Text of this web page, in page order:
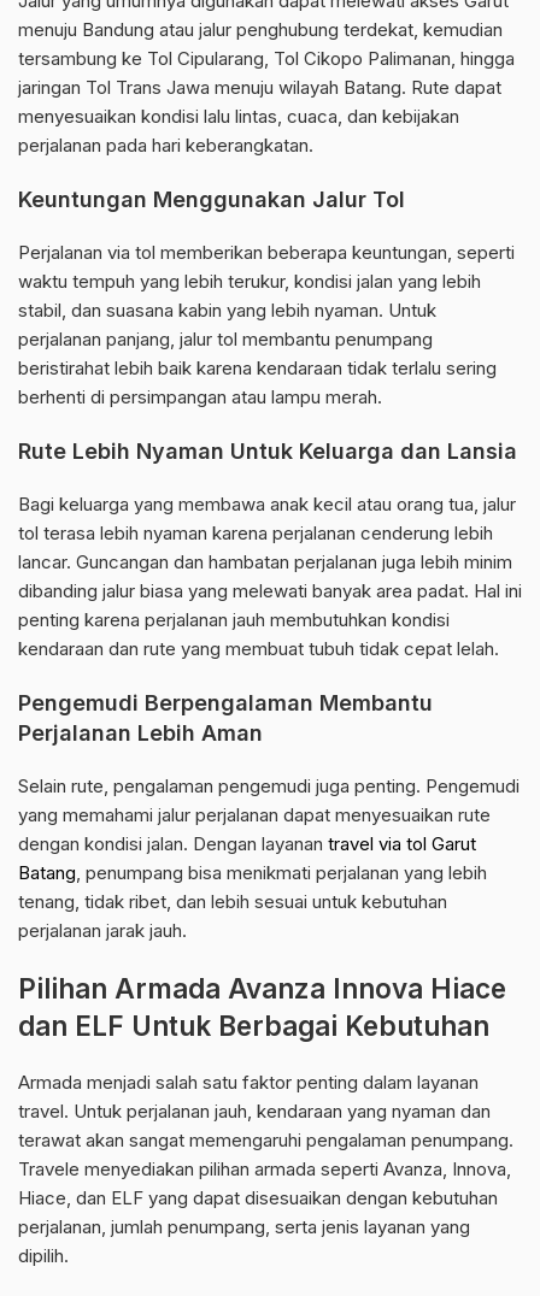
menuju Bandung atau jalur penghubung terdekat, kemudian
tersambung ke Tol Cipularang, Tol Cikopo Palimanan, hingga
jaringan Tol Trans Jawa menuju wilayah Batang. Rute dapat
menyesuaikan kondisi lalu lintas, cuaca, dan kebijakan
perjalanan pada hari keberangkatan.
Keuntungan Menggunakan Jalur Tol
Perjalanan via tol memberikan beberapa keuntungan, seperti
waktu tempuh yang lebih terukur, kondisi jalan yang lebih
stabil, dan suasana kabin yang lebih nyaman. Untuk
perjalanan panjang, jalur tol membantu penumpang
beristirahat lebih baik karena kendaraan tidak terlalu sering
berhenti di persimpangan atau lampu merah.
Rute Lebih Nyaman Untuk Keluarga dan Lansia
Bagi keluarga yang membawa anak kecil atau orang tua, jalur
tol terasa lebih nyaman karena perjalanan cenderung lebih
lancar. Guncangan dan hambatan perjalanan juga lebih minim
dibanding jalur biasa yang melewati banyak area padat. Hal ini
penting karena perjalanan jauh membutuhkan kondisi
kendaraan dan rute yang membuat tubuh tidak cepat lelah.
Pengemudi Berpengalaman Membantu
Perjalanan Lebih Aman
Selain rute, pengalaman pengemudi juga penting. Pengemudi
yang memahami jalur perjalanan dapat menyesuaikan rute
dengan kondisi jalan. Dengan layanan travel via tol Garut
Batang, penumpang bisa menikmati perjalanan yang lebih
tenang, tidak ribet, dan lebih sesuai untuk kebutuhan
perjalanan jarak jauh.
Pilihan Armada Avanza Innova Hiace
dan ELF Untuk Berbagai Kebutuhan
Armada menjadi salah satu faktor penting dalam layanan
travel. Untuk perjalanan jauh, kendaraan yang nyaman dan
terawat akan sangat memengaruhi pengalaman penumpang.
Travele menyediakan pilihan armada seperti Avanza, Innova,
Hiace, dan ELF yang dapat disesuaikan dengan kebutuhan
perjalanan, jumlah penumpang, serta jenis layanan yang
dipilih.